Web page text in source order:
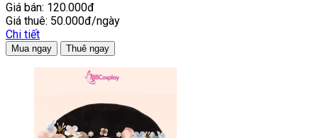
Giá bán: 120.000đ
Giá thuê: 50.000đ/ngày
Chi tiết
Mua ngay Thuê ngay